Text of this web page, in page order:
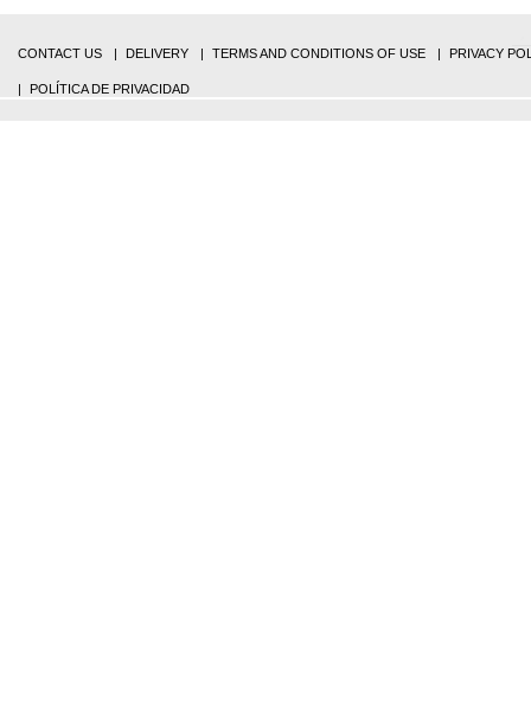
CONTACT US DELIVERY TERMS AND CONDITIONS OF USE PRIVACY
POLÍTICA DE PRIVACIDAD